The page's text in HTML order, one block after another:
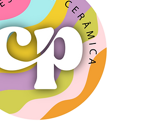
PACK'S